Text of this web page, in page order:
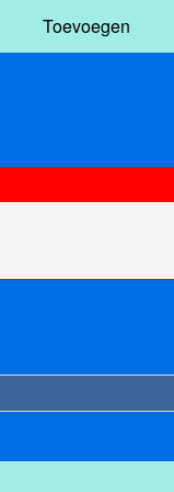
Toevoegen